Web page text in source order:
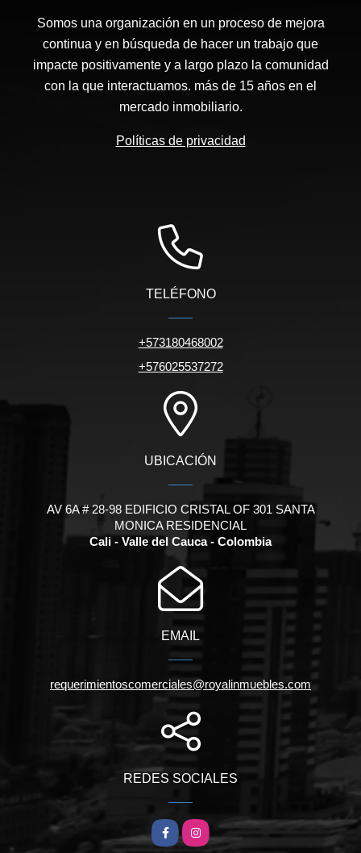
Somos una organización en un proceso de mejora
continua y en búsqueda de hacer un trabajo que
impacte positivamente y a largo plazo la comunidad
con la que interactuamos. más de 15 años en el
mercado inmobiliario.
Políticas de privacidad
TELÉFONO
+573180468002
+576025537272
UBICACIÓN
AV 6A # 28-98 EDIFICIO CRISTAL OF 301 SANTA
MONICA RESIDENCIAL
Cali - Valle del Cauca - Colombia
EMAIL
requerimientoscomerciales@royalinmuebles.com
REDES SOCIALES
FacebookInstagram